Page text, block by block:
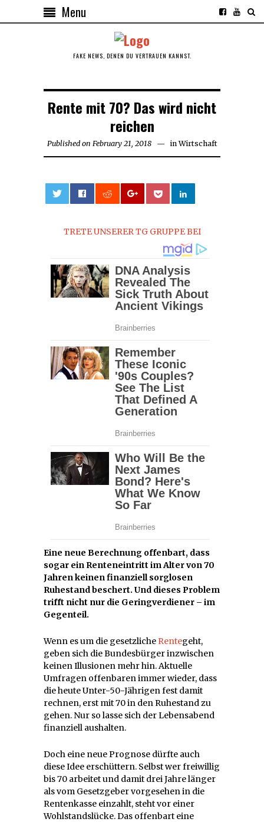
Menu
FAKE NEWS, DENEN DU VERTRAUEN KANNST.
Rente mit 70? Das wird nicht
reichen
Published on February 21, 2018February
in Wirtschaft
TRETE UNSERER TG GRUPPE BEI
Eine neue Berechnung offenbart, dass
sogar ein Renteneintritt im Alter von 70
Jahren keinen finanziell sorglosen
Ruhestand beschert. Und dieses Problem
trifft nicht nur die Geringverdiener – im
Gegenteil.
Wenn es um die gesetzliche Rentegeht,
geben sich die Bundesbürger inzwischen
keinen Illusionen mehr hin. Aktuelle
Umfragen offenbaren immer wieder, dass
die heute Unter-50-Jährigen fest damit
rechnen, erst mit 70 in den Ruhestand zu
gehen. Nur so lasse sich der Lebensabend
finanziell aushalten.
Doch eine neue Prognose dürfte auch
diese Idee erschüttern. Selbst wer freiwillig
bis 70 arbeitet und damit drei Jahre länger
als vom Gesetzgeber vorgesehen in die
Rentenkasse einzahlt, steht vor einer
Wohlstandslücke. Das offenbart eine